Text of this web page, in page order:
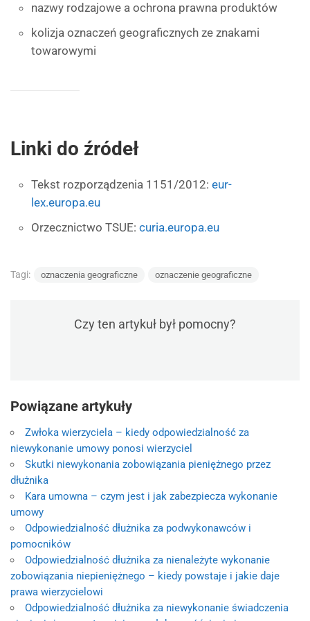
nazwy rodzajowe a ochrona prawna produktów
kolizja oznaczeń geograficznych ze znakami
towarowymi
Linki do źródeł
Tekst rozporządzenia 1151/2012: eur-
lex.europa.eu
Orzecznictwo TSUE: curia.europa.eu
Tagi: oznaczenia geograficzne oznaczenie geograficzne
Czy ten artykuł był pomocny?
Powiązane artykuły
Zwłoka wierzyciela – kiedy odpowiedzialność za
niewykonanie umowy ponosi wierzyciel
Skutki niewykonania zobowiązania pieniężnego przez
dłużnika
Kara umowna – czym jest i jak zabezpiecza wykonanie
umowy
Odpowiedzialność dłużnika za podwykonawców i
pomocników
Odpowiedzialność dłużnika za nienależyte wykonanie
zobowiązania niepieniężnego – kiedy powstaje i jakie daje
prawa wierzycielowi
Odpowiedzialność dłużnika za niewykonanie świadczenia